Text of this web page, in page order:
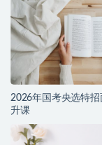
2026年国考央选特招
升课